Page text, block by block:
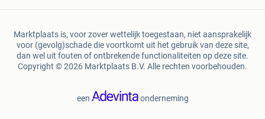
Marktplaats is, voor zover wettelijk toegestaan, niet aansprakelijk
voor (gevolg)schade die voortkomt uit het gebruik van deze site,
dan wel uit fouten of ontbrekende functionaliteiten op deze site.
Copyright © 2026 Marktplaats B.V. Alle rechten voorbehouden.
een onderneming